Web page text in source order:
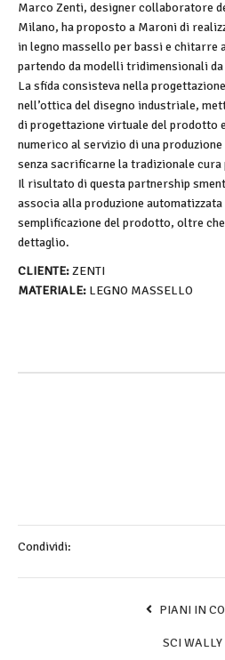
Marco Zenti, designer collaboratore
Milano, ha proposto a Maroni di
in legno massello per bassi e chitarre
partendo da modelli tridimensionali
La sfida consisteva nella
nell’ottica del disegno industriale,
di progettazione virtuale del prodotto
numerico al servizio di una
senza sacrificarne la tradizionale
Il risultato di questa partnership
associa alla produzione
semplificazione del prodotto, oltre
dettaglio.
CLIENTE:ZENTI
MATERIALE: LEGNO MASSELLO
Condividi:
PIANI IN
SCI WALLY